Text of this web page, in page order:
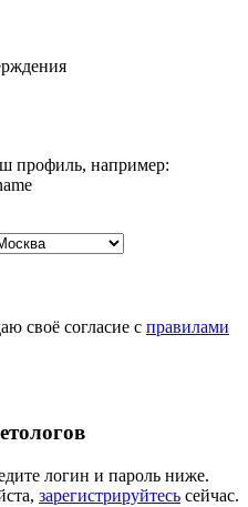
профиль, например:
своё согласие с правилами
логин и пароль ниже.
зарегистрируйтесь сейчас.